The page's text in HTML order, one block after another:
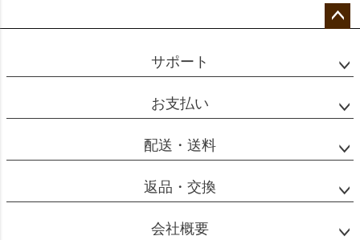
ップ
サポート
お支払い
配送・送料
返品・交換
会社概要